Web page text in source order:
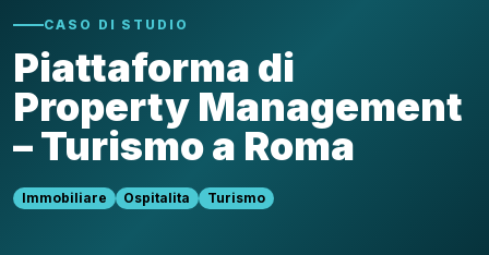
CASO DI STUDIO
Piattaforma di
Property Management
– Turismo a Roma
Immobiliare Ospitalita Turismo